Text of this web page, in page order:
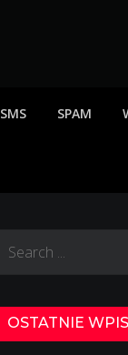
SMS SPAM
Search
OSTATNIE